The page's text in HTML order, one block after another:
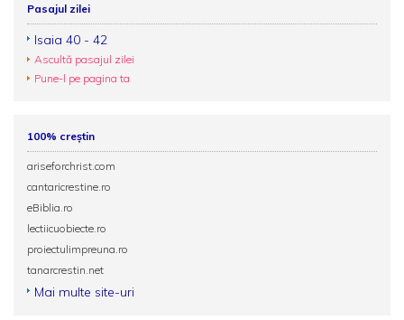
Pasajul zilei
Isaia 40 - 42
Ascultă pasajul zilei
Pune-l pe pagina ta
100% creștin
ariseforchrist.com
cantaricrestine.ro
eBiblia.ro
lectiicuobiecte.ro
proiectulimpreuna.ro
tanarcrestin.net
Mai multe site-uri